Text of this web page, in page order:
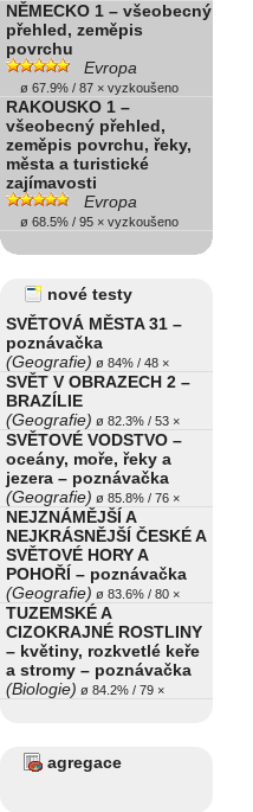
NĚMECKO 1 – všeobecný
přehled, zeměpis
povrchu
Evropa
ø 67.9% / 87 × vyzkoušeno
RAKOUSKO 1 –
všeobecný přehled,
zeměpis povrchu, řeky,
města a turistické
zajímavosti
Evropa
ø 68.5% / 95 × vyzkoušeno
nové testy
SVĚTOVÁ MĚSTA 31 –
poznávačka
(Geografie) ø 84% / 48 ×
SVĚT V OBRAZECH 2 –
BRAZÍLIE
(Geografie) ø 82.3% / 53 ×
SVĚTOVÉ VODSTVO –
oceány, moře, řeky a
jezera – poznávačka
(Geografie) ø 85.8% / 76 ×
NEJZNÁMĚJŠÍ A
NEJKRÁSNĚJŠÍ ČESKÉ A
SVĚTOVÉ HORY A
POHOŘÍ – poznávačka
(Geografie) ø 83.6% / 80 ×
TUZEMSKÉ A
CIZOKRAJNÉ ROSTLINY
– květiny, rozkvetlé keře
a stromy – poznávačka
(Biologie) ø 84.2% / 79 ×
agregace